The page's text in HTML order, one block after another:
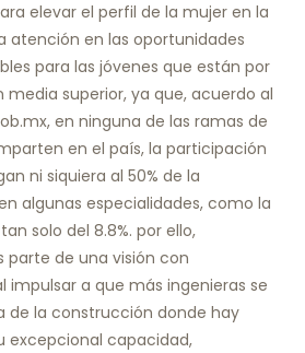
elevar el perfil de la mujer en la
atención en las oportunidades
para las jóvenes que están por
superior, ya que, acuerdo al
en ninguna de las ramas de
en el país, la participación
ni siquiera al 50% de la
algunas especialidades, como la
solo del 8.8%. por ello,
parte de una visión con
impulsar a que más ingenieras se
de la construcción donde hay
excepcional capacidad,